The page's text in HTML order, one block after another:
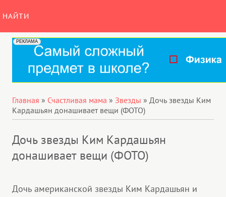
НАЙТИ
Главная » Счастливая мама » Звезды » Дочь звезды Ким
Кардашьян донашивает вещи (ФОТО)
Дочь звезды Ким Кардашьян
донашивает вещи (ФОТО)
Дочь американской звезды Ким Кардашьян и